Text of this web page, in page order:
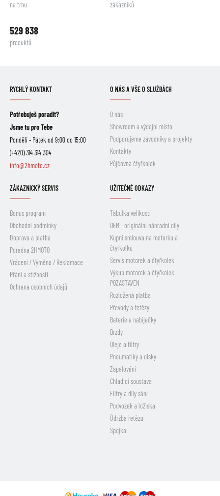
na trhu zákazníků
529 838
produktů
RYCHLÝ KONTAKT
Potřebuješ poradit?
Jsme tu pro Tebe
Pondělí - Pátek od 9:00 do 15:00
(+420) 314 314 304
info@2hmoto.cz
O NÁS A VŠE O SLUŽBÁCH
O nás
Showroom a výdejní místo
Podporujeme závodníky a projekty
Kontakty
Půjčovna čtyřkolek
ZÁKAZNICKÝ SERVIS
Bonus program
Obchodní podmínky
Doprava a platba
Poradna 2HMOTO
Vrácení / Výměna / Reklamace
Přání a stížnosti
Ochrana osobních údajů
UŽITEČNÉ ODKAZY
Tabulka velikostí
OEM - originální náhradní díly
Kupní smlouva na motorku a
čtyřkolku
Servis motorek a čtyřkolek
Výkup motorek a čtyřkolek -
POZASTAVEN
Rozložená platba
Převody a řetězy
Baterie a nabíječky
Brzdy
Oleje a filtry
Pneumatiky a disky
Zapalování
Chladicí soustava
Filtry a díly sání
Podvozek a ložiska
Údržba řetězu
Spojka